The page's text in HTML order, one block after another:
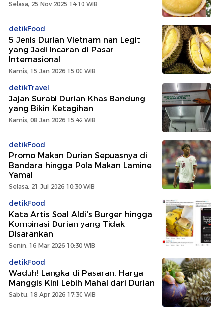
Selasa, 25 Nov 2025 14:10 WIB
detikFood
5 Jenis Durian Vietnam nan Legit
yang Jadi Incaran di Pasar
Internasional
Kamis, 15 Jan 2026 15:00 WIB
detikTravel
Jajan Surabi Durian Khas Bandung
yang Bikin Ketagihan
Kamis, 08 Jan 2026 15:42 WIB
detikFood
Promo Makan Durian Sepuasnya di
Bandara hingga Pola Makan Lamine
Yamal
Selasa, 21 Jul 2026 10:30 WIB
detikFood
Kata Artis Soal Aldi's Burger hingga
Kombinasi Durian yang Tidak
Disarankan
Senin, 16 Mar 2026 10:30 WIB
detikFood
Waduh! Langka di Pasaran, Harga
Manggis Kini Lebih Mahal dari Durian
Sabtu, 18 Apr 2026 17:30 WIB